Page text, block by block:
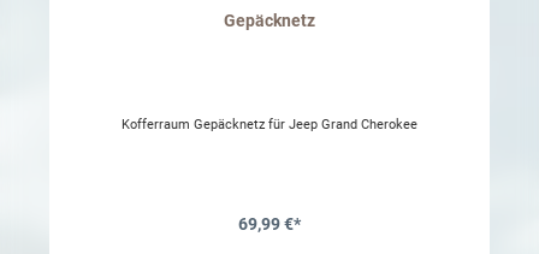
Gepäcknetz
Kofferraum Gepäcknetz für Jeep Grand Cherokee
69,99 €*